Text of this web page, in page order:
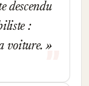
descendu
:
voiture.